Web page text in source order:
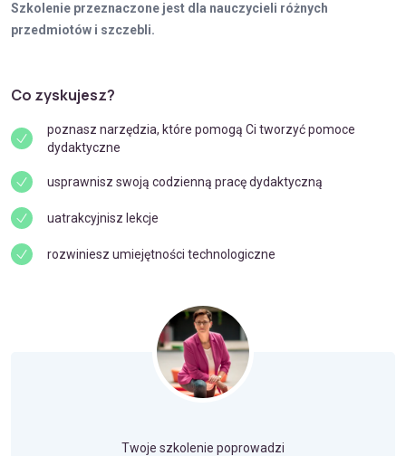
Szkolenie przeznaczone jest dla nauczycieli różnych
przedmiotów i szczebli.
Co zyskujesz?
poznasz narzędzia, które pomogą Ci tworzyć pomoce
dydaktyczne
usprawnisz swoją codzienną pracę dydaktyczną
uatrakcyjnisz lekcje
rozwiniesz umiejętności technologiczne
Twoje szkolenie poprowadzi